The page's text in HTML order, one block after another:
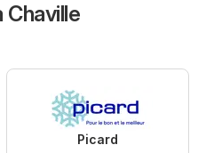
Chaville
Picard